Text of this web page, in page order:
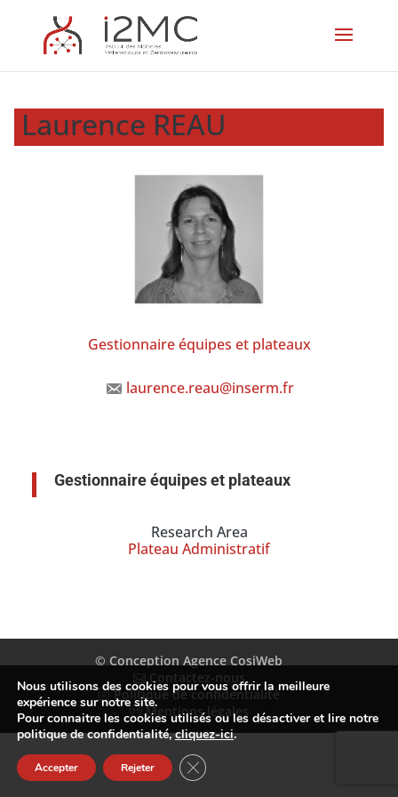
Laurence REAU
Gestionnaire équipes et plateaux
laurence.reau@inserm.fr
Gestionnaire équipes et plateaux
Research Area
Plateau Administratif
© Conception Agence CosiWeb
Contactez-nous
Politique de confidentialité
Mentions légales
Nous utilisons des cookies pour vous offrir la meilleure
expérience sur notre site.
Pour connaitre les cookies utilisés ou les désactiver et lire notre
politique de confidentialité,cliquez-ici.
Accepter Rejeter Fermer la bannière des cookies